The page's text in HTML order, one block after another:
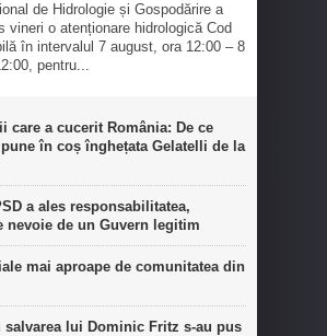
de Hidrologie și Gospodărire a
vineri o atenționare hidrologică Cod
în intervalul 7 august, ora 12:00 – 8
pentru...
care a cucerit România: De ce
în coș înghețata Gelatelli de la
a ales responsabilitatea,
nevoie de un Guvern legitim
mai aproape de comunitatea din
salvarea lui Dominic Fritz s-au pus